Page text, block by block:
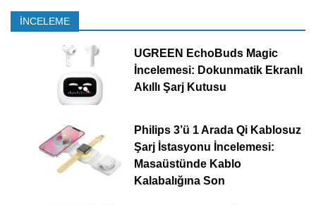
İNCELEME
UGREEN EchoBuds Magic
İncelemesi: Dokunmatik Ekranlı
Akıllı Şarj Kutusu
Philips 3’ü 1 Arada Qi Kablosuz
Şarj İstasyonu İncelemesi:
Masaüstünde Kablo
Kalabalığına Son